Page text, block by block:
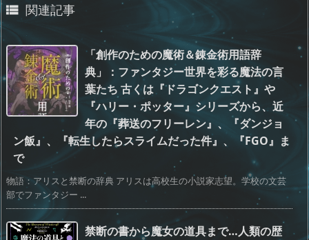
 関連記事
「創作のための魔術＆錬金術用語辞
典」：ファンタジー世界を彩る魔法の言
葉たち 古くは『ドラゴンクエスト』や
『ハリー・ポッター』シリーズから、近
年の『葬送のフリーレン』、『ダンジョ
ン飯』、『転生したらスライムだった件』、『FGO』ま
で
物語：アリスと禁断の辞典 アリスは高校生の小説家志望。学校の文芸
部でファンタジー ...
禁断の書から魔女の道具まで…人類の歴